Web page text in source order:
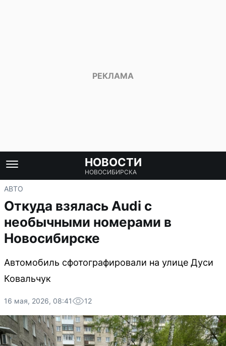
НОВОСТИ
НОВОСИБИРСКА
АВТО
Откуда взялась Audi с
необычными номерами в
Новосибирске
Автомобиль сфотографировали на улице Дуси
Ковальчук
16 мая, 2026, 08:41 12